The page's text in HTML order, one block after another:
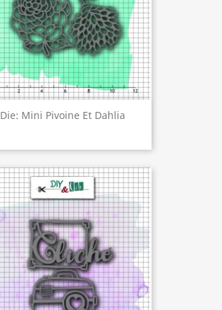
Die: Mini Pivoine Et Dahlia